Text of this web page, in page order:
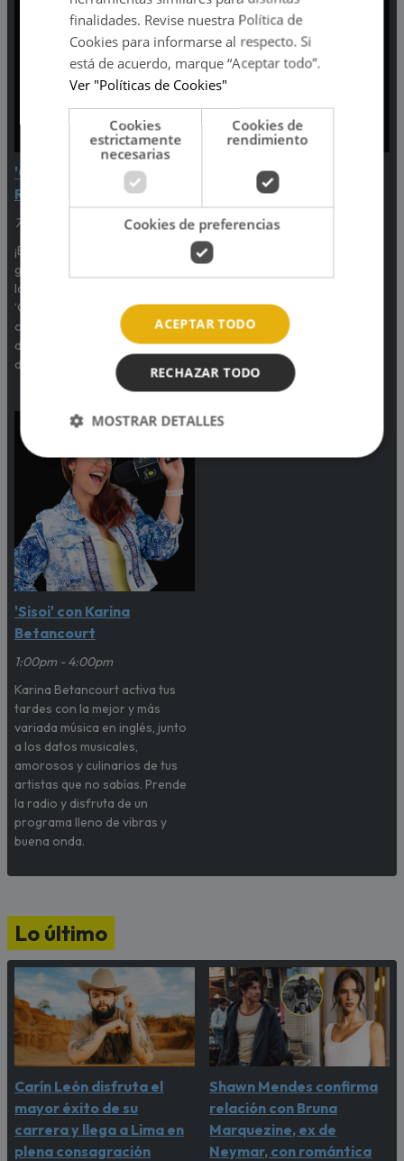
'Oh my Gachi' con Gachi
Rivero
7:00am - 10:00am
¡El morning show favorito de
grandes y pequeños! Te alegra
las mañanas y te acompaña de
‘Camino al Cole’ con sus
ocurrencias únicas y propias
de la megasuperarchimamacita
de 7:00 a.m. a 10:00 a.m.
'Player' con Jorge
Aguayo
10:00am - 1:00pm
¡El bigotón más querido del
en TikTok, lo último en series,
actualizaciones de tus juegos
favoritos, tecnología y más de
lunes a viernes de 10:00 a.m. a
1:00 p.m.
'Sisoi' con Karina
Betancourt
1:00pm - 4:00pm
Karina Betancourt activa tus
tardes con la mejor y más
variada música en inglés, junto
a los datos musicales,
amorosos y culinarios de tus
artistas que no sabías. Prende
la radio y disfruta de un
programa lleno de vibras y
buena onda.
Lo último
Carín León disfruta el
mayor éxito de su
carrera y llega a Lima en
plena consagración
Shawn Mendes confirma
relación con Bruna
Marquezine, ex de
Neymar, con romántica
finalidades. Revise nuestra Política de
Cookies para informarse al respecto. Si
está de acuerdo, marque “Aceptar todo”.
Ver "Políticas de Cookies"
Cookies
estrictamente
necesarias
Cookies de
rendimiento
Cookies de preferencias
ACEPTAR TODO
RECHAZAR TODO
MOSTRAR DETALLES